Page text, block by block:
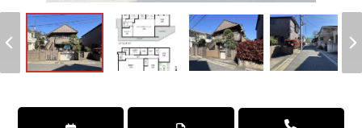
個人情報保護の取扱い 会員規約 サイトマップ